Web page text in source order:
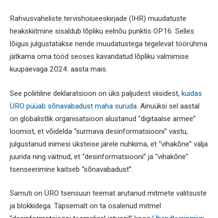
Rahvusvaheliste tervishoiueeskirjade (IHR) muudatuste
heakskiitmine sisaldub lõpliku eelnõu punktis OP16. Selles
lõigus julgustatakse nende muudatustega tegelevat töörühma
jätkama oma tööd seoses kavandatud lõpliku valmimise
kuupäevaga 2024. aasta mais.
See poliitiline deklaratsioon on üks paljudest viisidest, kuidas
ÜRO püüab sõnavabadust maha suruda. Ainuüksi sel aastal
on globalistlik organisatsioon alustanud “digitaalse armee”
loomist, et võidelda “surmava desinformatsiooni” vastu,
julgustanud inimesi üksteise järele nuhkima, et “vihakõne” välja
juurida ning väitnud, et “desinformatsiooni” ja “vihakõne”
tsenseerimine kaitseb “sõnavabadust”.
Samuti on ÜRO tsensuuri teemat arutanud mitmete valitsuste
ja blokkidega. Täpsemalt on ta osalenud mitmel